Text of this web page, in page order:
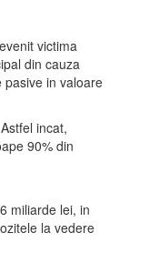
victima
din cauza
in valoare
incat,
90% din
miliarde lei, in
la vedere